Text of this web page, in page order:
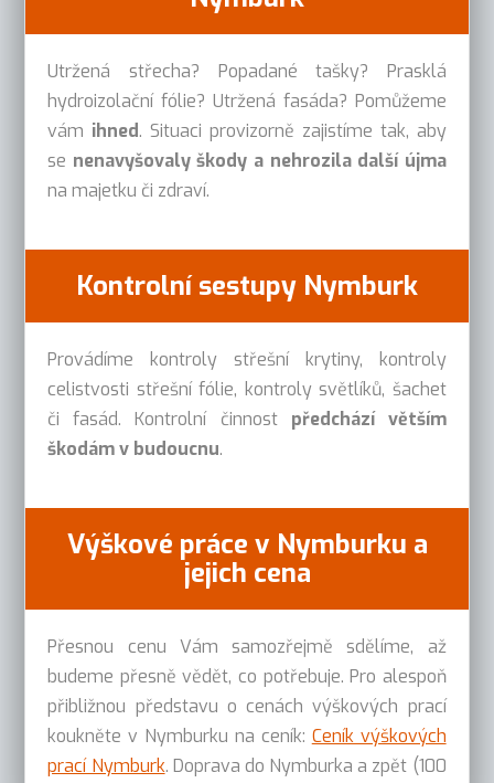
Utržená střecha? Popadané tašky? Prasklá
hydroizolační fólie? Utržená fasáda? Pomůžeme
vám ihned. Situaci provizorně zajistíme tak, aby
se nenavyšovaly škody a nehrozila další újma
na majetku či zdraví.
Kontrolní sestupy Nymburk
Provádíme kontroly střešní krytiny, kontroly
celistvosti střešní fólie, kontroly světlíků, šachet
či fasád. Kontrolní činnost předchází větším
škodám v budoucnu.
Výškové práce v Nymburku a
jejich cena
Přesnou cenu Vám samozřejmě sdělíme, až
budeme přesně vědět, co potřebuje. Pro alespoň
přibližnou představu o cenách výškových prací
koukněte v Nymburku na ceník: Ceník výškových
prací Nymburk. Doprava do Nymburka a zpět (100